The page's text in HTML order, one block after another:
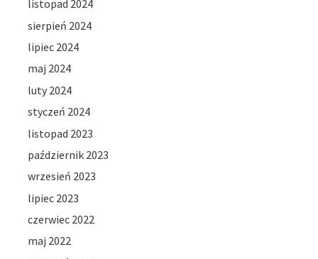
listopad 2024
sierpień 2024
lipiec 2024
maj 2024
luty 2024
styczeń 2024
listopad 2023
październik 2023
wrzesień 2023
lipiec 2023
czerwiec 2022
maj 2022